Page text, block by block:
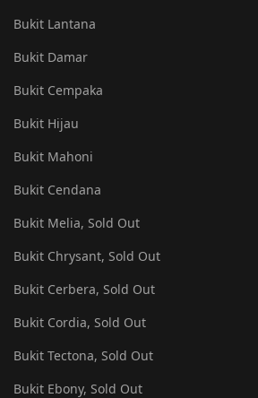
Bukit Lantana
Bukit Damar
Bukit Cempaka
Bukit Hijau
Bukit Mahoni
Bukit Cendana
Bukit Melia, Sold Out
Bukit Chrysant, Sold Out
Bukit Cerbera, Sold Out
Bukit Cordia, Sold Out
Bukit Tectona, Sold Out
Bukit Ebony, Sold Out